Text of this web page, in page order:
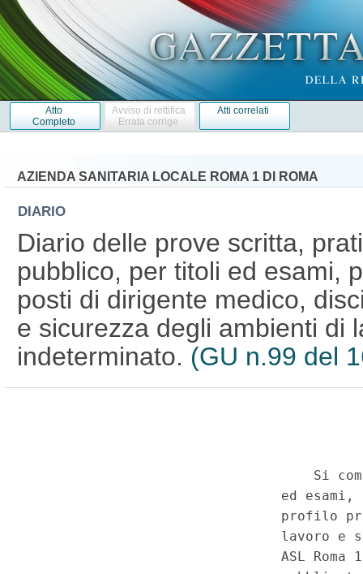
Atto
Completo
Avviso di rettifica
Errata corrige
Atti correlati
AZIENDA SANITARIA LOCALE ROMA 1 DI ROMA
DIARIO
Diario delle prove scritta,
pubblico, per titoli ed esami,
posti di dirigente medico,
e sicurezza degli ambienti di
indeterminato. (GU n.99 del